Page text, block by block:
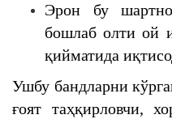
Эрон бу
бошлаб олти ой
қийматида
Ушбу бандларни
ғоят таҳқирловчи,